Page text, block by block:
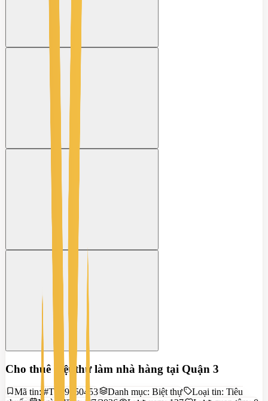
Cho thuê biệt thự làm nhà hàng tại Quận 3
Mã tin: #TS39550453 Danh mục: Biệt thự Loại tin: Tiêu